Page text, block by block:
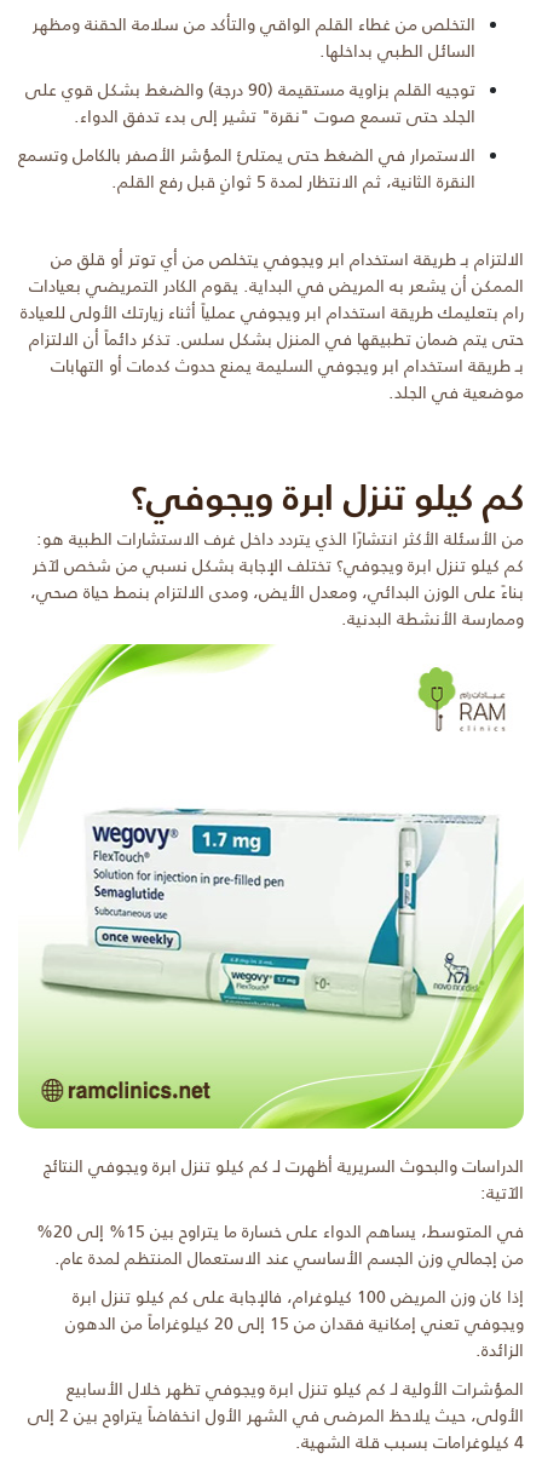
التخلص من غطاء القلم الواقي والتأكد من سلامة الحقنة ومظهر
السائل الطبي بداخلها.
توجيه القلم بزاوية مستقيمة (90 درجة) والضغط بشكل قوي على
الجلد حتى تسمع صوت "نقرة" تشير إلى بدء تدفق الدواء.
الاستمرار في الضغط حتى يمتلئ المؤشر الأصفر بالكامل وتسمع
النقرة الثانية، ثم الانتظار لمدة 5 ثوانٍ قبل رفع القلم.
الالتزام بـ طريقة استخدام ابر ويجوفي يتخلص من أي توتر أو قلق من
الممكن أن يشعر به المريض في البداية. يقوم الكادر التمريضي بعيادات
رام بتعليمك طريقة استخدام ابر ويجوفي عملياً أثناء زيارتك الأولى للعيادة
حتى يتم ضمان تطبيقها في المنزل بشكل سلس. تذكر دائماً أن الالتزام
بـ طريقة استخدام ابر ويجوفي السليمة يمنع حدوث كدمات أو التهابات
موضعية في الجلد.
كم كيلو تنزل ابرة ويجوفي؟
من الأسئلة الأكثر انتشارًا الذي يتردد داخل غرف الاستشارات الطبية هو:
كم كيلو تنزل ابرة ويجوفي؟ تختلف الإجابة بشكل نسبي من شخص لآخر
بناءً على الوزن البدائي، ومعدل الأيض، ومدى الالتزام بنمط حياة صحي،
وممارسة الأنشطة البدنية.
الدراسات والبحوث السريرية أظهرت لـ كم كيلو تنزل ابرة ويجوفي النتائج
الآتية:
في المتوسط، يساهم الدواء على خسارة ما يتراوح بين 15% إلى 20%
من إجمالي وزن الجسم الأساسي عند الاستعمال المنتظم لمدة عام.
إذا كان وزن المريض 100 كيلوغرام، فالإجابة على كم كيلو تنزل ابرة
ويجوفي تعني إمكانية فقدان من 15 إلى 20 كيلوغراماً من الدهون
الزائدة.
المؤشرات الأولية لـ كم كيلو تنزل ابرة ويجوفي تظهر خلال الأسابيع
الأولى، حيث يلاحظ المرضى في الشهر الأول انخفاضاً يتراوح بين 2 إلى
4 كيلوغرامات بسبب قلة الشهية.